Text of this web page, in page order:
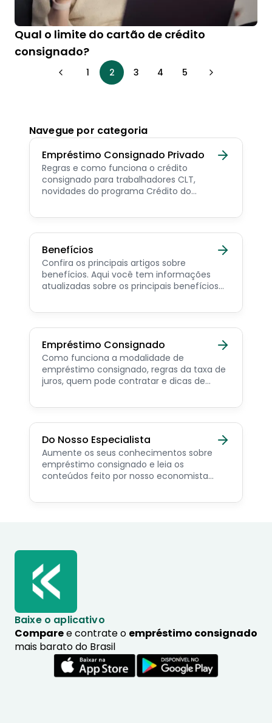
Qual o limite do cartão de crédito
consignado?
1 2 3 4 5
Navegue por categoria
Empréstimo Consignado Privado
Regras e como funciona o crédito
consignado para trabalhadores CLT,
novidades do programa Crédito do
consignado privado.
Benefícios
Confira os principais artigos sobre
benefícios. Aqui você tem informações
atualizadas sobre os principais benefícios
pensionista e beneficiários de programas
Empréstimo Consignado
Como funciona a modalidade de
empréstimo consignado, regras da taxa de
juros, quem pode contratar e dicas de
Do Nosso Especialista
Aumente os seus conhecimentos sobre
empréstimo consignado e leia os
conteúdos feito por nosso economista
Baixe o aplicativo
Comparee contrate o empréstimo consignado
mais barato do Brasil